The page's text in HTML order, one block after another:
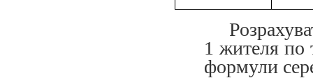
1 жителя по
формули